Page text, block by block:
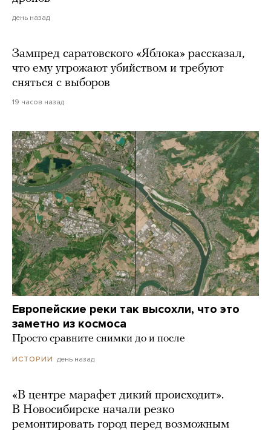
день назад
Зампред саратовского «Яблока» рассказал,
что ему угрожают убийством и требуют
сняться с выборов
19 часов назад
Европейские реки так высохли, что это
заметно из космоса
Просто сравните снимки до и после
ИСТОРИИ день назад
«В центре марафет дикий происходит».
В Новосибирске начали резко
ремонтировать город перед возможным